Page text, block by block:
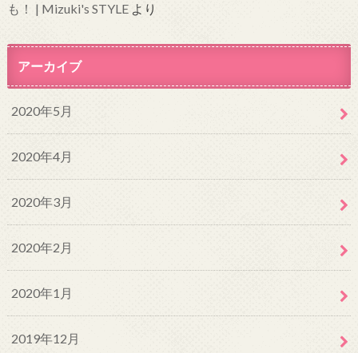
も！ | Mizuki's STYLEより
アーカイブ
2020年5月
2020年4月
2020年3月
2020年2月
2020年1月
2019年12月